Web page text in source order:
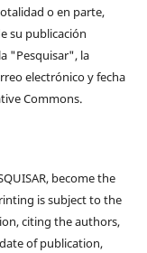
o en parte,
su publicación
"Pesquisar", la
electrónico y fecha
Commons.
become the
is subject to the
citing the authors,
of publication,